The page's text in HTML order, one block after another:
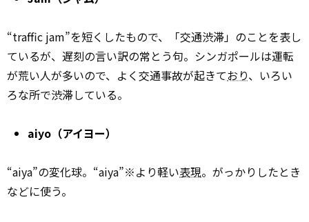
“traffic jam”を短くしたもので、「交通渋滞」のことを表し
ているが、遅刻の言い訳の常とう句。シンガポールは運転
が荒い人が多いので、よく交通事故が起きており、いろい
ろな所で渋滞している。
aiyo（アイヨー）
“aiya”の変化球。“aiya”※より軽い表現。がっかりしたとき
などに使う。